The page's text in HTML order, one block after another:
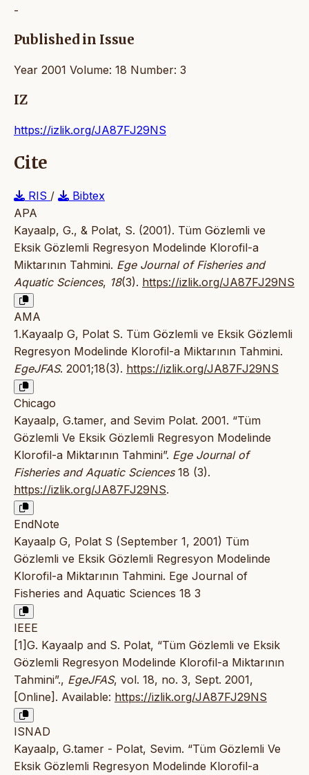
-
Published in Issue
Year 2001 Volume: 18 Number: 3
IZ
https://izlik.org/JA87FJ29NS
Cite
RIS /
Bibtex
APA
Kayaalp, G., & Polat, S. (2001). Tüm Gözlemli ve
Eksik Gözlemli Regresyon Modelinde Klorofil-a
Miktarının Tahmini. Ege Journal of Fisheries and
Aquatic Sciences, 18(3). https://izlik.org/JA87FJ29NS
AMA
1.Kayaalp G, Polat S. Tüm Gözlemli ve Eksik Gözlemli
Regresyon Modelinde Klorofil-a Miktarının Tahmini.
EgeJFAS. 2001;18(3). https://izlik.org/JA87FJ29NS
Chicago
Kayaalp, G.tamer, and Sevim Polat. 2001. “Tüm
Gözlemli Ve Eksik Gözlemli Regresyon Modelinde
Klorofil-a Miktarının Tahmini”. Ege Journal of
Fisheries and Aquatic Sciences18 (3).
https://izlik.org/JA87FJ29NS.
EndNote
Kayaalp G, Polat S (September 1, 2001) Tüm
Gözlemli ve Eksik Gözlemli Regresyon Modelinde
Klorofil-a Miktarının Tahmini. Ege Journal of
Fisheries and Aquatic Sciences 18 3
IEEE
[1]G. Kayaalp and S. Polat, “Tüm Gözlemli ve Eksik
Gözlemli Regresyon Modelinde Klorofil-a Miktarının
Tahmini”., EgeJFAS, vol. 18, no. 3, Sept. 2001,
[Online]. Available: https://izlik.org/JA87FJ29NS
ISNAD
Kayaalp, G.tamer - Polat, Sevim. “Tüm Gözlemli Ve
Eksik Gözlemli Regresyon Modelinde Klorofil-a